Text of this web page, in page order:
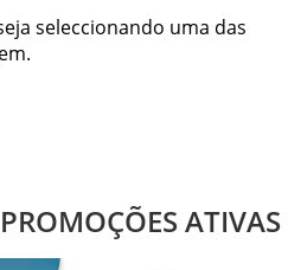
seleccionando uma das
ATIVAS